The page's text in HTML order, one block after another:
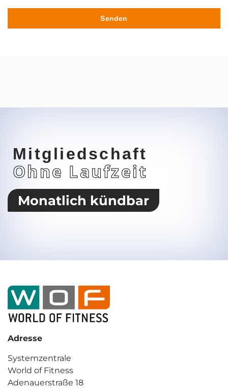
Senden
Mitgliedschaft
Ohne Laufzeit
Monatlich kündbar
Adresse
Systemzentrale
World of Fitness
Adenauerstraße 18